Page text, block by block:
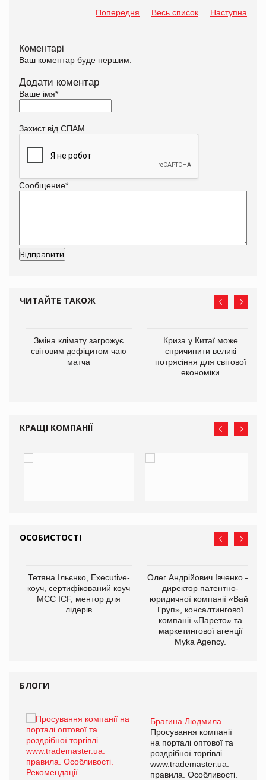
Попередня Весь список Наступна
Коментарі
Ваш коментар буде першим.
Додати коментар
Ваше імя*
Захист від СПАМ
Сообщение*
ЧИТАЙТЕ ТАКОЖ
Зміна клімату загрожує
світовим дефіцитом чаю
матча
Криза у Китаї може
спричинити великі
потрясіння для світової
економіки
КРАЩІ КОМПАНІЇ
ОСОБИСТОСТІ
Тетяна Ільєнко, Executive-
коуч, сертифікований коуч
МСС ICF, ментор для
лідерів
Олег Андрійович Івченко —
директор патентно-
юридичної компанії «Вайз
Груп», консалтингової
компанії «Парето» та
маркетингової агенції
Myka Agency.
БЛОГИ
Брагина Людмила
Просування компанії
на порталі оптової та
роздрібної торгівлі
www.trademaster.ua.
правила. Особливості.